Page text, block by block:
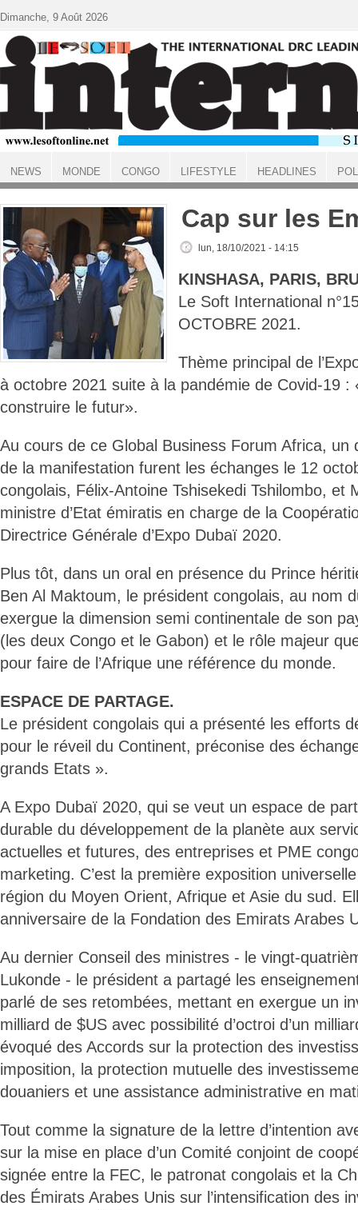
ACCUEIL
Cap sur les
lun, 18/10/2021 - 14:15
KINSHASA, PARIS,
Le Soft International
OCTOBRE 2021.
Thème principal de
à octobre 2021 suite à la pandémie de Covid-19 :
construire le futur».
Au cours de ce Global Business Forum Africa, un
de la manifestation furent les échanges le 12
congolais, Félix-Antoine Tshisekedi Tshilombo, et
ministre d’Etat émiratis en charge de la
Directrice Générale d’Expo Dubaï 2020.
Plus tôt, dans un oral en présence du Prince
Ben Al Maktoum, le président congolais, au nom
exergue la dimension semi continentale de son
(les deux Congo et le Gabon) et le rôle majeur
pour faire de l’Afrique une référence du monde.
ESPACE DE PARTAGE.
Le président congolais qui a présenté les efforts
pour le réveil du Continent, préconise des
grands Etats ».
A Expo Dubaï 2020, qui se veut un espace de
durable du développement de la planète aux
actuelles et futures, des entreprises et PME
marketing. C’est la première exposition
région du Moyen Orient, Afrique et Asie du sud.
anniversaire de la Fondation des Emirats Arabes
Au dernier Conseil des ministres - le vingt-
Lukonde - le président a partagé les
parlé de ses retombées, mettant en exergue un
milliard de $US avec possibilité d’octroi d’un
évoqué des Accords sur la protection des
imposition, la protection mutuelle des
douaniers et une assistance administrative en
Tout comme la signature de la lettre d’intention
sur la mise en place d’un Comité conjoint de
signée entre la FEC, le patronat congolais et la
des Émirats Arabes Unis sur l’intensification des
Dimanche, 9 Août 2026
NEWS MONDE CONGO LIFESTYLE HEADLINES